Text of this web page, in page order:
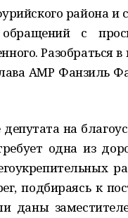
района и
с
Разобраться в
АМР Фанзиль
на
одна из
подбираясь к
даны